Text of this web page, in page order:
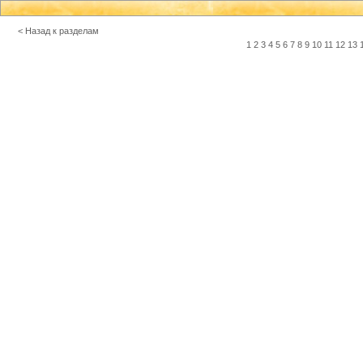
< Назад к разделам
1 2 3 4 5 6 7 8 9 10 11 12 13